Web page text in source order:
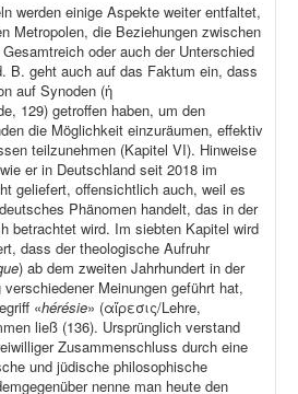
werden einige Aspekte weiter entfaltet,
Metropolen, die Beziehungen zwischen
oder auch der Unterschied
B. geht auch auf das Faktum ein, dass
auf Synoden (ἡ
129) getroffen haben, um den
die Möglichkeit einzuräumen, effektiv
teilzunehmen (Kapitel VI). Hinweise
er in Deutschland seit 2018 im
geliefert, offensichtlich auch, weil es
Phänomen handelt, das in der
betrachtet wird. Im siebten Kapitel wird
dass der theologische Aufruhr
) ab dem zweiten Jahrhundert in der
Meinungen geführt hat,
«hérésie» (αἵρεσις/Lehre,
ließ (136). Ursprünglich verstand
Zusammenschluss durch eine
und jüdische philosophische
nenne man heute den